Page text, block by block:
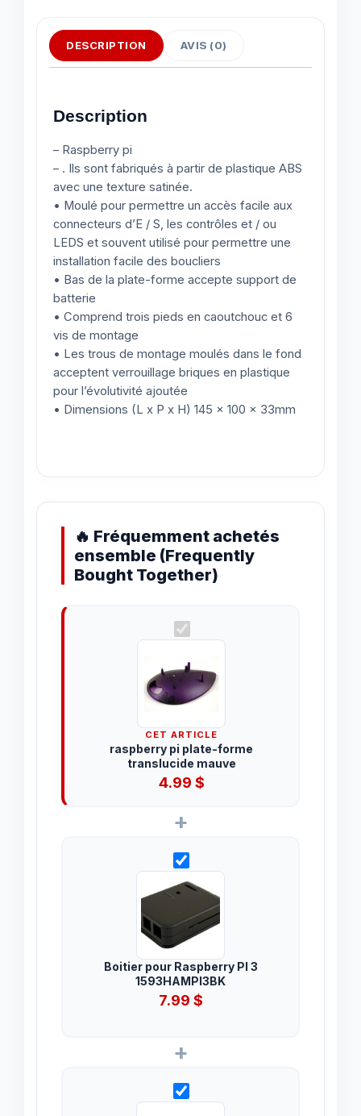
DESCRIPTION AVIS (0)
Description
– Raspberry pi
– . Ils sont fabriqués à partir de plastique ABS
avec une texture satinée.
• Moulé pour permettre un accès facile aux
connecteurs d’E / S, les contrôles et / ou
LEDS et souvent utilisé pour permettre une
installation facile des boucliers
• Bas de la plate-forme accepte support de
batterie
• Comprend trois pieds en caoutchouc et 6
vis de montage
• Les trous de montage moulés dans le fond
acceptent verrouillage briques en plastique
pour l’évolutivité ajoutée
• Dimensions (L x P x H) 145 x 100 x 33mm
🔥 Fréquemment achetés
ensemble (Frequently
Bought Together)
CET ARTICLE
raspberry pi plate-forme
translucide mauve
4.99 $
+
Boitier pour Raspberry PI 3
1593HAMPI3BK
7.99 $
+